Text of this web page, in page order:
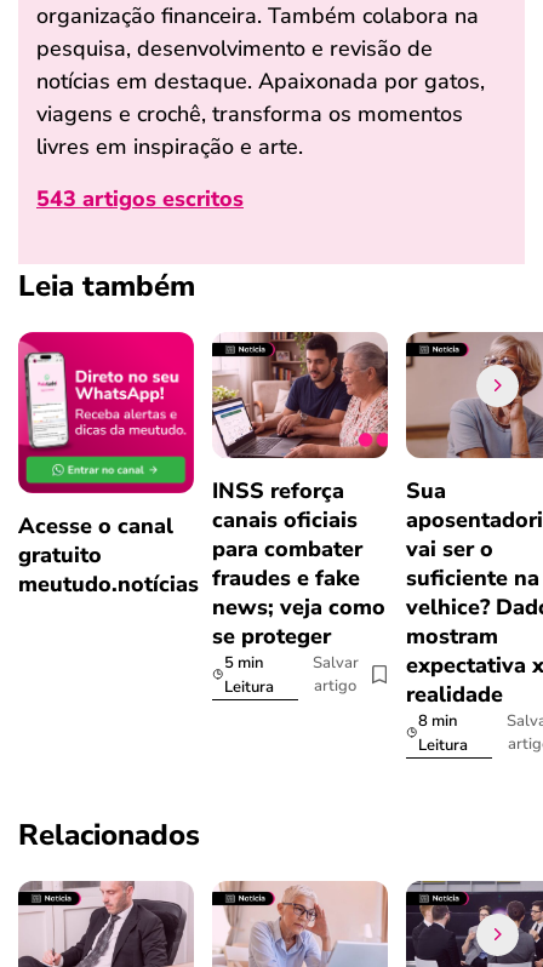
organização financeira. Também colabora na
pesquisa, desenvolvimento e revisão de
notícias em destaque. Apaixonada por gatos,
viagens e crochê, transforma os momentos
livres em inspiração e arte.
543 artigos escritos
Leia também
Acesse o canal
gratuito
meutudo.notícias
INSS reforça
canais oficiais
para combater
fraudes e fake
news; veja como
se proteger
5 min
Leitura
Salvar
artigo
Sua
vai ser o
suficiente na
velhice?
mostram
expectativa x
realidade
8 min
Leitura
Relacionados